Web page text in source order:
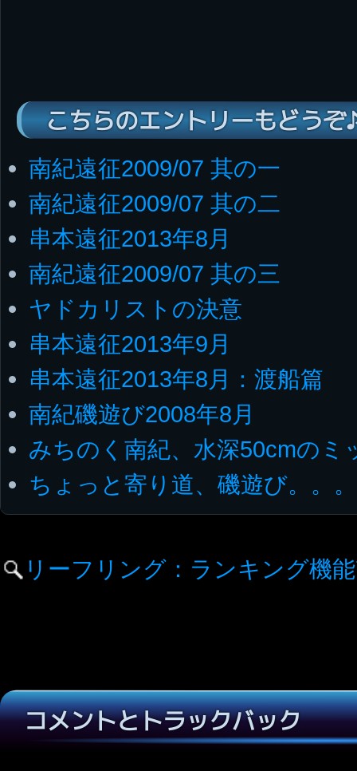
こちらのエントリーもどうぞ
南紀遠征2009/07 其の一
南紀遠征2009/07 其の二
串本遠征2013年8月
南紀遠征2009/07 其の三
ヤドカリストの決意
串本遠征2013年9月
串本遠征2013年8月：渡船篇
南紀磯遊び2008年8月
みちのく南紀、水深50cmのミ
ちょっと寄り道、磯遊び。。。
リーフリング：ランキング機
コメントとトラックバック